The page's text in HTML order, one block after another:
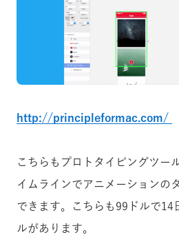
http://principleformac.com/
こちらもプロトタイピングツー
イムラインでアニメーションの
できます。こちらも99ドルで14
ルがあります。